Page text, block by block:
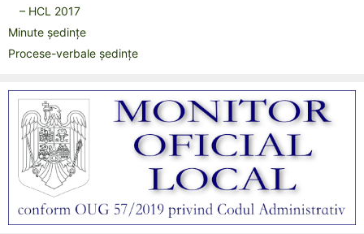
– HCL 2017
Minute ședințe
Procese-verbale ședințe